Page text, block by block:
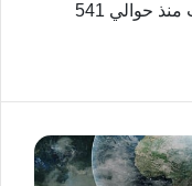
السريع للحياة على الأرض، والتي حدثت منذ حوالي 541